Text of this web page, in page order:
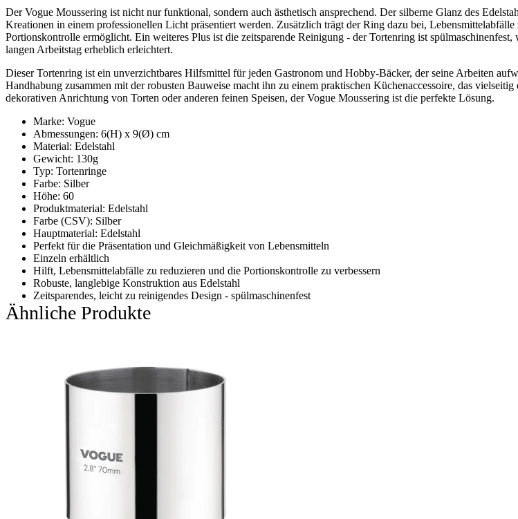
Der Vogue Moussering ist nicht nur funktional, sondern auch ästhetisch ansprechend. Der silberne Glanz des
Kreationen in einem professionellen Licht präsentiert werden. Zusätzlich trägt der Ring dazu bei, Lebensmittelabfälle
Portionskontrolle ermöglicht. Ein weiteres Plus ist die zeitsparende Reinigung - der Tortenring ist spülmaschinenfest,
langen Arbeitstag erheblich erleichtert.
Dieser Tortenring ist ein unverzichtbares Hilfsmittel für jeden Gastronom und Hobby-Bäcker, der seine Arbeiten
Handhabung zusammen mit der robusten Bauweise macht ihn zu einem praktischen Küchenaccessoire, das vielseitig
dekorativen Anrichtung von Torten oder anderen feinen Speisen, der Vogue Moussering ist die perfekte Lösung.
Marke: Vogue
Abmessungen: 6(H) x 9(Ø) cm
Material: Edelstahl
Gewicht: 130g
Typ: Tortenringe
Farbe: Silber
Höhe: 60
Produktmaterial: Edelstahl
Farbe (CSV): Silber
Hauptmaterial: Edelstahl
Perfekt für die Präsentation und Gleichmäßigkeit von Lebensmitteln
Einzeln erhältlich
Hilft, Lebensmittelabfälle zu reduzieren und die Portionskontrolle zu verbessern
Robuste, langlebige Konstruktion aus Edelstahl
Zeitsparendes, leicht zu reinigendes Design - spülmaschinenfest
Ähnliche Produkte